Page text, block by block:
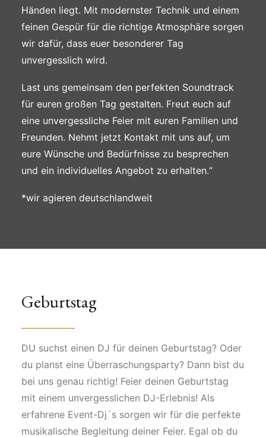
Händen liegt. Mit modernster Technik und einem
feinen Gespür für die richtige Atmosphäre sorgen
wir dafür, dass euer besonderer Tag
unvergesslich wird.
Last uns gemeinsam den perfekten Soundtrack
für euren großen Tag gestalten. Freut euch auf
eine unvergessliche Feier mit euren Familien und
Freunden. Nehmt jetzt Kontakt mit uns auf, um
eure Wünsche und Bedürfnisse zu besprechen
und ein individuelles Angebot zu erhalten.“
*wir agieren deutschlandweit
Geburtstag
DU suchst einen DJ für deinen Geburtstag? Oder
du planst eine Überraschungsparty? Dann bist du
bei uns genau richtig! Feier deinen Geburtstag
mit einem unvergesslichen DJ-Erlebnis! Als
erfahrene Event-Dj´s sorgen wir für die perfekte
musikalische Begleitung deiner Feier. Egal ob du